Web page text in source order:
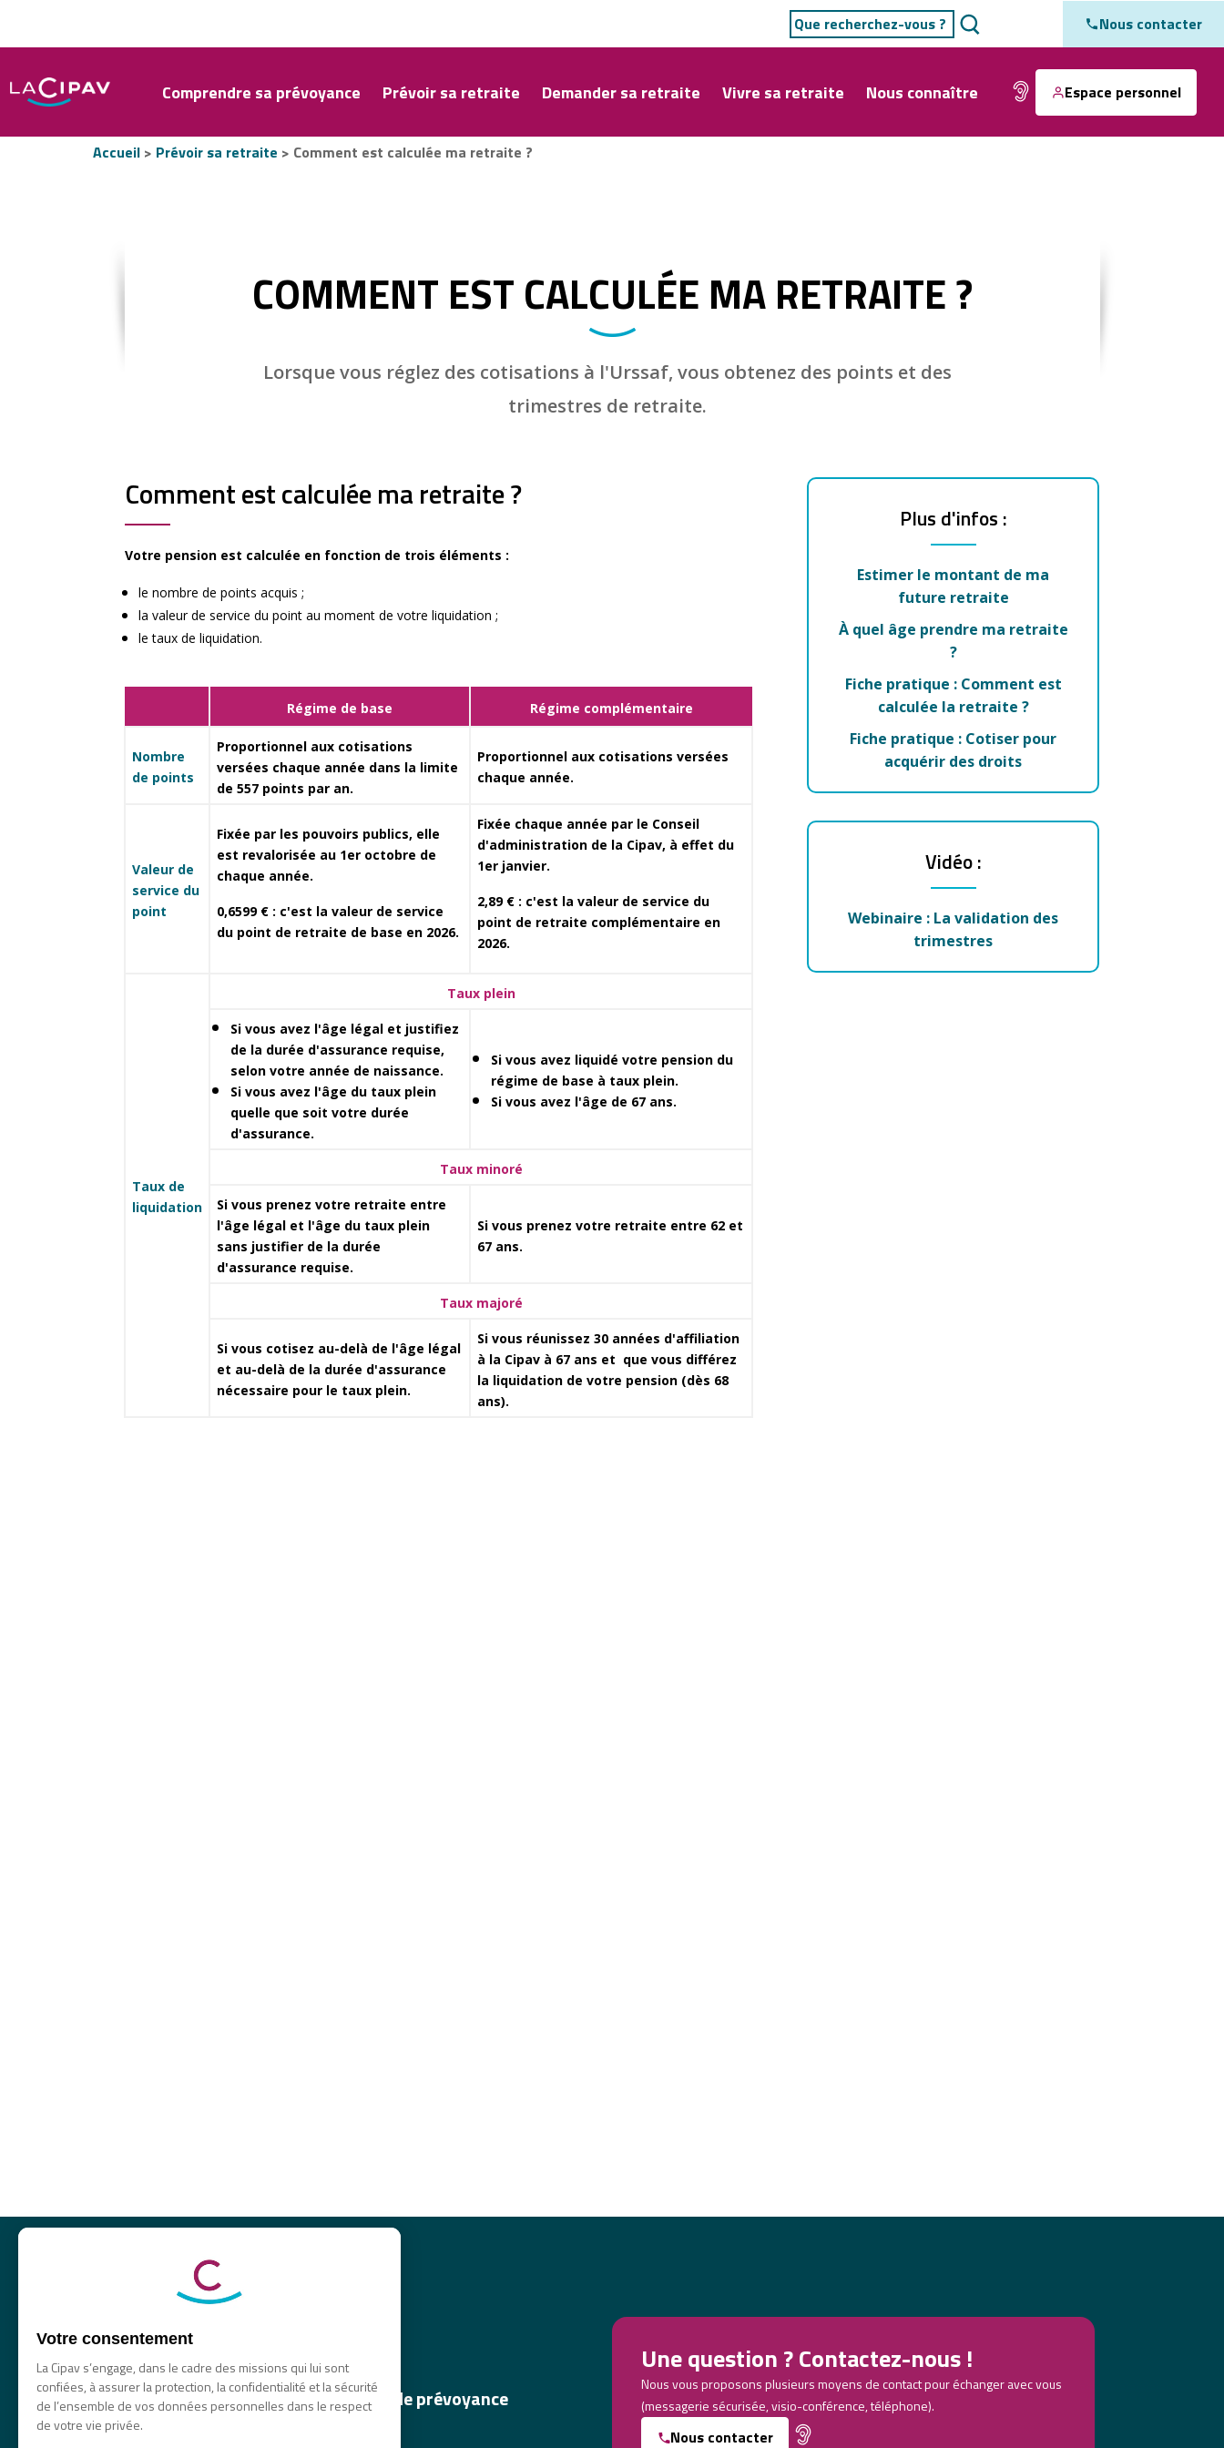
Votre consentement
La Cipav s’engage, dans le cadre des missions qui lui sont
confiées, à assurer la protection, la confidentialité et la sécurité
de l’ensemble de vos données personnelles dans le respect
de votre vie privée.
principal
Nous contacter
Comprendre sa prévoyance Prévoir sa retraite Demander sa retraite Vivre sa retraite Nous connaître Espace personnel
Accueil Prévoir sa retraite Comment est calculée ma retraite ?
COMMENT EST CALCULÉE MA RETRAITE ?
Lorsque vous réglez des cotisations à l'Urssaf, vous obtenez des points et des
trimestres de retraite.
Comment est calculée ma retraite ?
Votre pension est calculée en fonction de trois éléments :
le nombre de points acquis ;
la valeur de service du point au moment de votre liquidation ;
le taux de liquidation.
Régime de base Régime complémentaire
Nombre
de points
Proportionnel aux cotisations
versées chaque année dans la limite
de 557 points par an.
Proportionnel aux cotisations versées
chaque année.
Valeur de
service du
point
Fixée par les pouvoirs publics, elle
est revalorisée au 1er octobre de
chaque année.
0,6599 € : c'est la valeur de service
du point de retraite de base en 2026.
Fixée chaque année par le Conseil
d'administration de la Cipav, à effet du
1er janvier.
2,89 € : c'est la valeur de service du
point de retraite complémentaire en
2026.
Taux de
liquidation
Taux plein
Si vous avez l'âge légal et justifiez
de la durée d'assurance requise,
selon votre année de naissance.
Si vous avez l'âge du taux plein
quelle que soit votre durée
d'assurance.
Si vous avez liquidé votre pension du
régime de base à taux plein.
Si vous avez l'âge de 67 ans.
Taux minoré
Si vous prenez votre retraite entre
l'âge légal et l'âge du taux plein
sans justifier de la durée
d'assurance requise.
Si vous prenez votre retraite entre 62 et
67 ans.
Taux majoré
Si vous cotisez au-delà de l'âge légal
et au-delà de la durée d'assurance
nécessaire pour le taux plein.
Si vous réunissez 30 années d'affiliation
à la Cipav à 67 ans et que vous différez
la liquidation de votre pension (dès 68
ans).
Plus d'infos :
Estimer le montant de ma
future retraite
À quel âge prendre ma retraite
?
Fiche pratique : Comment est
calculée la retraite ?
Fiche pratique : Cotiser pour
acquérir des droits
Vidéo :
Webinaire : La validation des
trimestres
La principale caisse de retraite et de prévoyance
des professionnels libéraux
Une question ? Contactez-nous !
Nous vous proposons plusieurs moyens de contact pour échanger avec vous
(messagerie sécurisée, visio-conférence, téléphone).
Nous contacter